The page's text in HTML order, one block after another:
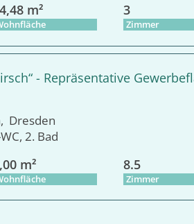
m² 3
Zimmer
- Repräsentative
Dresden
2. Bad
m² 8.5
Zimmer